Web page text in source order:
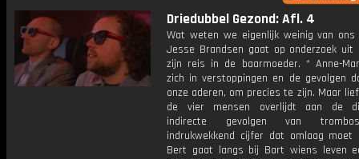
Driedubbel Gezond: Afl. 4
Wat weten we eigenlijk weinig van
Jesse Brandsen gaat op onderzoek uit
zijn reis in de baarmoeder. * Anne-
zich in verstoppingen en de gevolgen
onze aderen, om precies te zijn. Maar
de vier mensen overlijdt aan de
indirecte gevolgen van
indrukwekkend cijfer dat omlaag moet
Bert gaat langs bij Bart wiens leven